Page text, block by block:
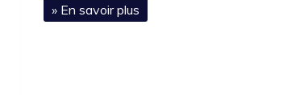
» En savoir plus